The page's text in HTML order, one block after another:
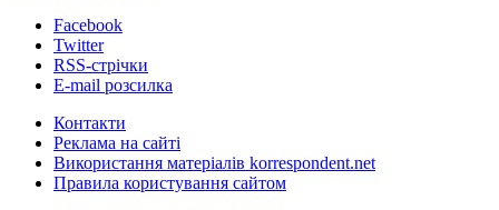
Facebook
Twitter
RSS-стрічки
E-mail розсилка
Контакти
Реклама на сайті
Використання матеріалів korrespondent.net
Правила користування сайтом